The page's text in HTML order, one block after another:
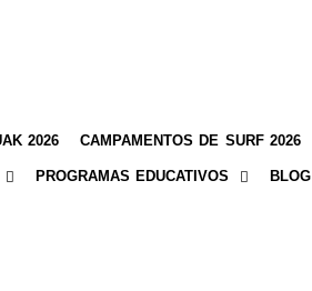
2026 CAMPAMENTOS DE SURF 2026
PROGRAMAS EDUCATIVOS BLOG